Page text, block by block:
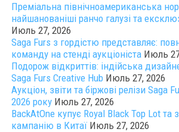
Преміальна північноамериканська
найшанованіші ранчо галузі та
Июль 27, 2026
Saga Furs з гордістю представляє:
команду на стенді аукціоніста Июль
Подорож відкриттів: індійська
Saga Furs Creative Hub Июль 27, 2026
Аукціон, звіти та біржові релізи Saga
2026 року Июль 27, 2026
BackAtOne купує Royal Black Top Lot та
кампанію в Китаї Июль 27, 2026